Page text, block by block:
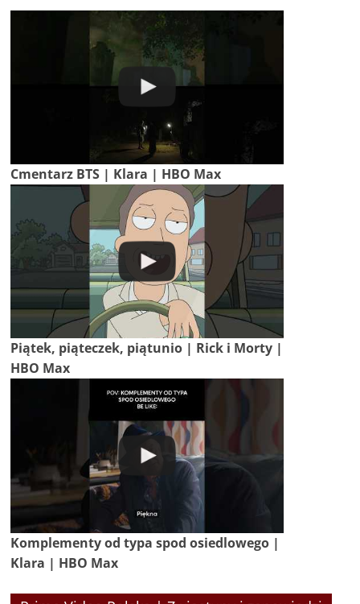
Cmentarz BTS | Klara | HBO Max
Piątek, piąteczek, piątunio | Rick i Morty |
HBO Max
Komplementy od typa spod osiedlowego |
Klara | HBO Max